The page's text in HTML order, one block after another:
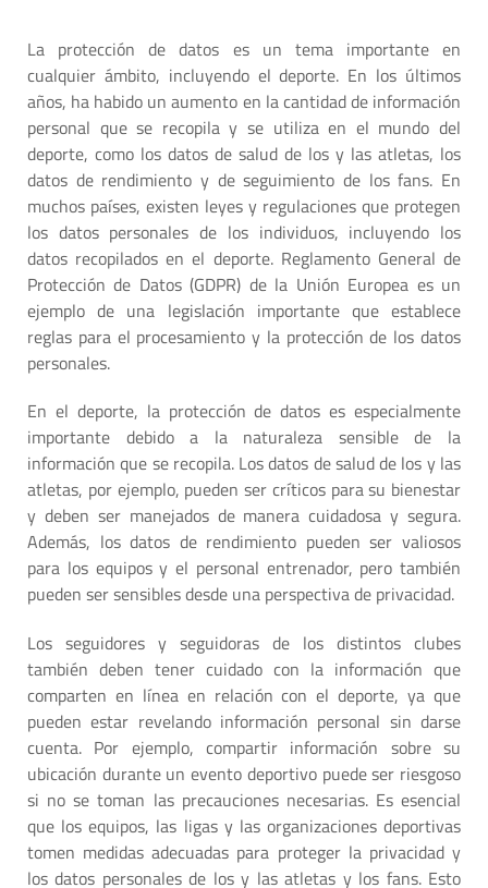
La protección de datos es un tema importante en
cualquier ámbito, incluyendo el deporte. En los últimos
años, ha habido un aumento en la cantidad de información
personal que se recopila y se utiliza en el mundo del
deporte, como los datos de salud de los y las atletas, los
datos de rendimiento y de seguimiento de los fans. En
muchos países, existen leyes y regulaciones que protegen
los datos personales de los individuos, incluyendo los
datos recopilados en el deporte. Reglamento General de
Protección de Datos (GDPR) de la Unión Europea es un
ejemplo de una legislación importante que establece
reglas para el procesamiento y la protección de los datos
personales.
En el deporte, la protección de datos es especialmente
importante debido a la naturaleza sensible de la
información que se recopila. Los datos de salud de los y las
atletas, por ejemplo, pueden ser críticos para su bienestar
y deben ser manejados de manera cuidadosa y segura.
Además, los datos de rendimiento pueden ser valiosos
para los equipos y el personal entrenador, pero también
pueden ser sensibles desde una perspectiva de privacidad.
Los seguidores y seguidoras de los distintos clubes
también deben tener cuidado con la información que
comparten en línea en relación con el deporte, ya que
pueden estar revelando información personal sin darse
cuenta. Por ejemplo, compartir información sobre su
ubicación durante un evento deportivo puede ser riesgoso
si no se toman las precauciones necesarias. Es esencial
que los equipos, las ligas y las organizaciones deportivas
tomen medidas adecuadas para proteger la privacidad y
los datos personales de los y las atletas y los fans. Esto